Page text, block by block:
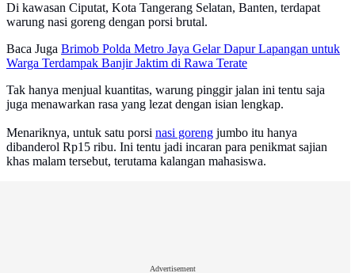
Di kawasan Ciputat, Kota Tangerang Selatan, Banten, terdapat
warung nasi goreng dengan porsi brutal.
Baca Juga Brimob Polda Metro Jaya Gelar Dapur Lapangan untuk
Warga Terdampak Banjir Jaktim di Rawa Terate
Tak hanya menjual kuantitas, warung pinggir jalan ini tentu saja
juga menawarkan rasa yang lezat dengan isian lengkap.
Menariknya, untuk satu porsi nasi goreng jumbo itu hanya
dibanderol Rp15 ribu. Ini tentu jadi incaran para penikmat sajian
khas malam tersebut, terutama kalangan mahasiswa.
Advertisement